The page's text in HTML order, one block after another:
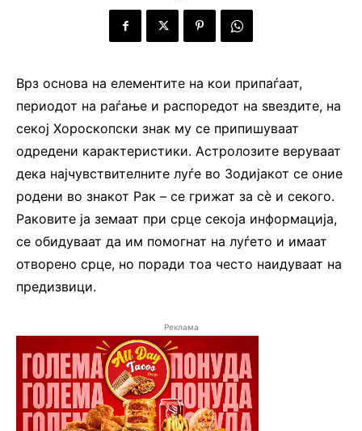
Врз основа на елементите на кои припаѓаат,
периодот на раѓање и распоредот на ѕвездите, на
секој Хороскопски знак му се припишуваат
одредени карактеристики. Астролозите веруваат
дека најчувствителните луѓе во Зодијакот се оние
родени во знакот Рак – се грижат за сè и секого.
Раковите ја земаат при срце секоја информација,
се обидуваат да им помогнат на луѓето и имаат
отворено срце, но поради тоа често наидуваат на
предизвици.
Реклама